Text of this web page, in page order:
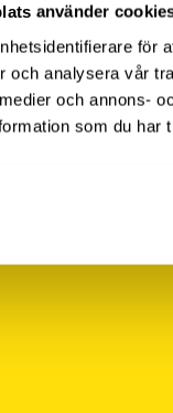
använder
för
och analysera vår
och annons-
som du har